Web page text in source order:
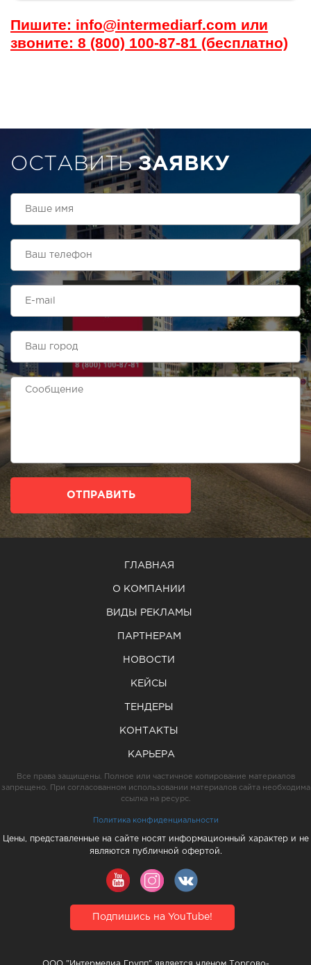
Пишите: info@intermediarf.com или
звоните: 8 (800) 100-87-81 (бесплатно)
ОСТАВИТЬЗАЯВКУ
ОТПРАВИТЬ
ГЛАВНАЯ
О КОМПАНИИ
ВИДЫ РЕКЛАМЫ
ПАРТНЕРАМ
НОВОСТИ
КЕЙСЫ
ТЕНДЕРЫ
КОНТАКТЫ
КАРЬЕРА
Все права защищены. Полное или частичное копирование материалов
запрещено. При согласованном использовании материалов сайта необходима
ссылка на ресурс.
Политика конфиденциальности
Цены, представленные на сайте носят информационный характер и не
являются публичной офертой.
Подпишись на YouTube!